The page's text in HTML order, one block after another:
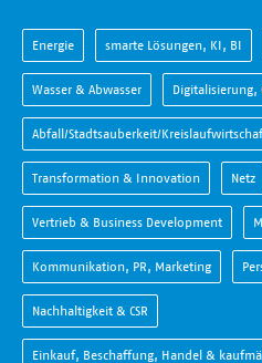
Energie smarte Lösungen, KI, BI
Wasser & Abwasser Digitalisierung,
Abfall/Stadtsauberkeit/
Transformation & Innovation Netz
Vertrieb & Business Development
Kommunikation, PR, Marketing
Nachhaltigkeit & CSR
Einkauf, Beschaffung, Handel &